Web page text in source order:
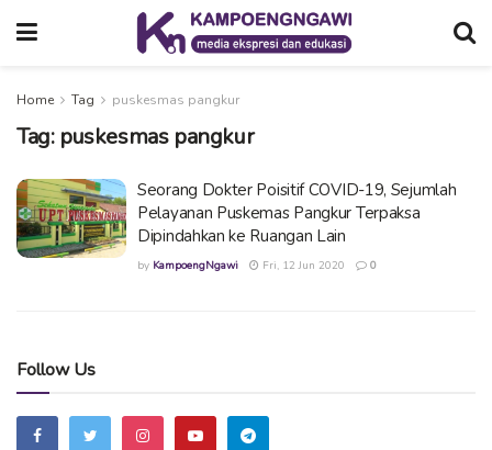
Home Tag puskesmas pangkur
Tag: puskesmas pangkur
Seorang Dokter Poisitif COVID-19, Sejumlah
Pelayanan Puskemas Pangkur Terpaksa
Dipindahkan ke Ruangan Lain
by KampoengNgawi Fri, 12 Jun 2020 0
Follow Us